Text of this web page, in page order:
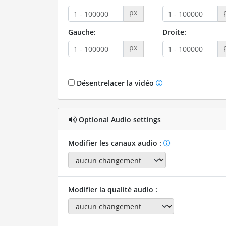
px
Gauche:
px
Droite:
Désentrelacer la vidéo
Optional Audio settings
Modifier les canaux audio :
Modifier la qualité audio :